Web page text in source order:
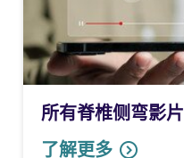
所有脊椎侧弯影片
了解更多